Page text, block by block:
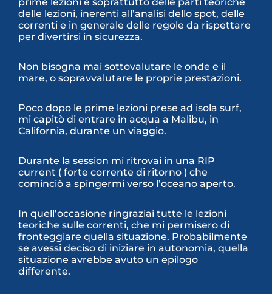
delle lezioni, inerenti all’analisi dello spot, delle
correnti e in generale delle regole da rispettare
per divertirsi in sicurezza.
Non bisogna mai sottovalutare le onde e il
mare, o sopravvalutare le proprie prestazioni.
Poco dopo le prime lezioni prese ad isola surf,
mi capitò di entrare in acqua a Malibu, in
California, durante un viaggio.
Durante la session mi ritrovai in una RIP
current ( forte corrente di ritorno ) che
cominciò a spingermi verso l’oceano aperto.
In quell’occasione ringraziai tutte le lezioni
teoriche sulle correnti, che mi permisero di
fronteggiare quella situazione. Probabilmente
se avessi deciso di iniziare in autonomia, quella
situazione avrebbe avuto un epilogo
differente.